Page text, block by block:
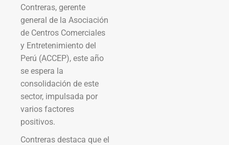
Contreras, gerente
general de la Asociación
de Centros Comerciales
y Entretenimiento del
Perú (ACCEP), este año
se espera la
consolidación de este
sector, impulsada por
varios factores
positivos.
Contreras destaca que el